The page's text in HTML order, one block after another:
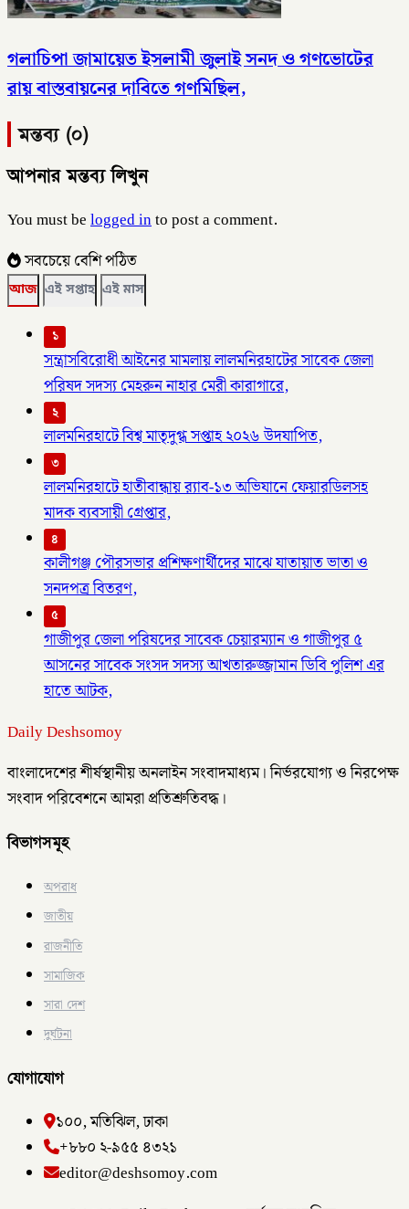
গলাচিপা জামায়েত ইসলামী জুলাই সনদ ও গণভোটের
রায় বাস্তবায়নের দাবিতে গণমিছিল,
মন্তব্য (০)
আপনার মন্তব্য লিখুন
You must belogged into post a comment.
সবচেয়ে বেশি পঠিত
আজ এই সপ্তাহ এই মাস
১
সন্ত্রাসবিরোধী আইনের মামলায় লালমনিরহাটের সাবেক জেলা
পরিষদ সদস্য মেহরুন নাহার মেরী কারাগারে,
২
লালমনিরহাটে বিশ্ব মাতৃদুগ্ধ সপ্তাহ ২০২৬ উদযাপিত,
৩
লালমনিরহাটে হাতীবান্ধায় র‌্যাব-১৩ অভিযানে ফেয়ারডিলসহ
মাদক ব্যবসায়ী গ্রেপ্তার,
৪
কালীগঞ্জ পৌরসভার প্রশিক্ষণার্থীদের মাঝে যাতায়াত ভাতা ও
সনদপত্র বিতরণ,
৫
গাজীপুর জেলা পরিষদের সাবেক চেয়ারম্যান ও গাজীপুর ৫
আসনের সাবেক সংসদ সদস্য আখতারুজ্জামান ডিবি পুলিশ এর
হাতে আটক,
Daily Deshsomoy
বাংলাদেশের শীর্ষস্থানীয় অনলাইন সংবাদমাধ্যম। নির্ভরযোগ্য ও নিরপেক্ষ
সংবাদ পরিবেশনে আমরা প্রতিশ্রুতিবদ্ধ।
বিভাগসমূহ
অপরাধ
জাতীয়
রাজনীতি
সামাজিক
সারা দেশ
দুর্ঘটনা
যোগাযোগ
১০০, মতিঝিল, ঢাকা
+৮৮০ ২-৯৫৫ ৪৩২১
editor@deshsomoy.com